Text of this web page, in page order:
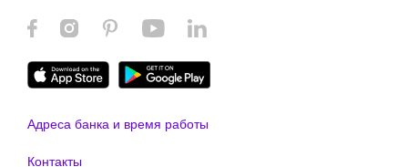
Адреса банка и время работы
Контакты